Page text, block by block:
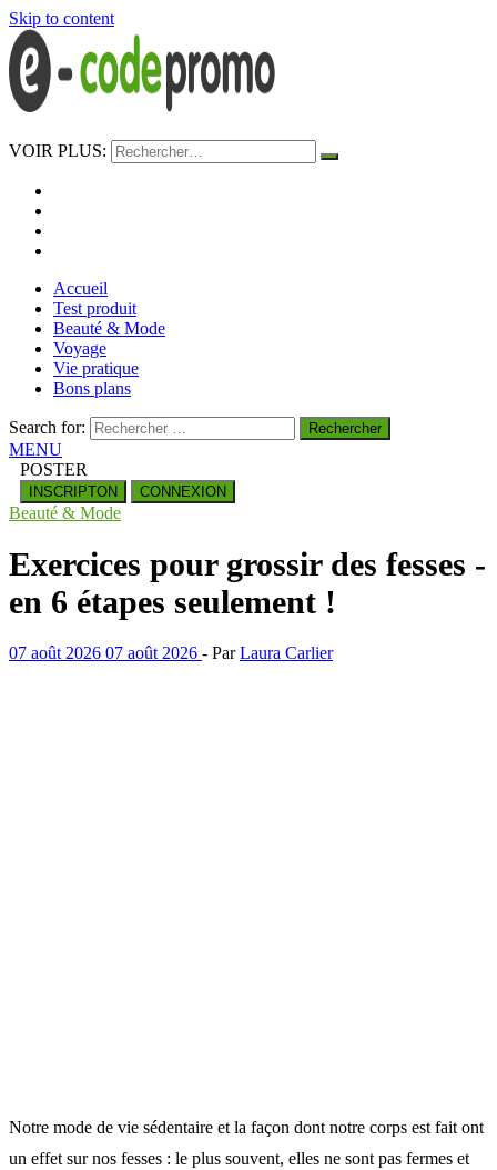
Skip to content
e-codepromo
https://e-codepromo.fr
VOIR PLUS:
Accueil
Test produit
Beauté & Mode
Voyage
Vie pratique
Bons plans
Search for:
MENU
POSTER
INSCRIPTON CONNEXION
Beauté & Mode
Exercices pour grossir des fesses -
en 6 étapes seulement !
07 août 2026 07 août 2026 - ParLaura Carlier
Notre mode de vie sédentaire et la façon dont notre corps est fait ont
un effet sur nos fesses : le plus souvent, elles ne sont pas fermes et